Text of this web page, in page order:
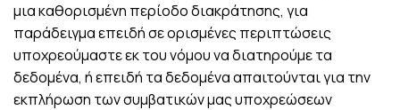
μια καθορισμένη περίοδο διακράτησης, για
παράδειγμα επειδή σε ορισμένες περιπτώσεις
υποχρεούμαστε εκ του νόμου να διατηρούμε τα
δεδομένα, ή επειδή τα δεδομένα απαιτούνται για την
εκπλήρωση των συμβατικών μας υποχρεώσεων